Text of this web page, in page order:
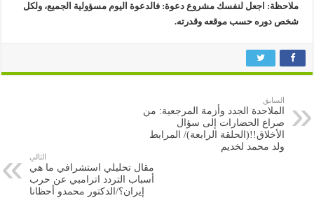
ملاحظة: اجعل لنفسك مشروع دعوة: فالدعوة اليوم مسؤولية الجميع، ولكل
شخص دوره حسب موقعه وقدرته.
السابق
الملاحدة الجدد وأزمة المرجعية: من
صراع الحضارات إلى سؤال
الأخلاق!!(الحلقة الرابعة)/ المرابط
ولد محمد لخديم
التالي
مقال تحليلي استشرافي ما هي
أسباب التردد اترامبي عن حرب
إيران؟/الدكتور محمدو أحظانا